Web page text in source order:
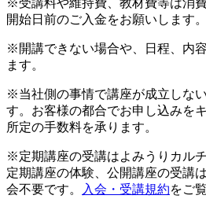
開始日前のご入金をお願いします。
※開講できない場合や、日程、内
ます。
※当社側の事情で講座が成立しな
す。お客様の都合でお申し込みを
所定の手数料を承ります。
※定期講座の受講はよみうりカル
定期講座の体験、公開講座の受講
会不要です。
入会・受講規約をご